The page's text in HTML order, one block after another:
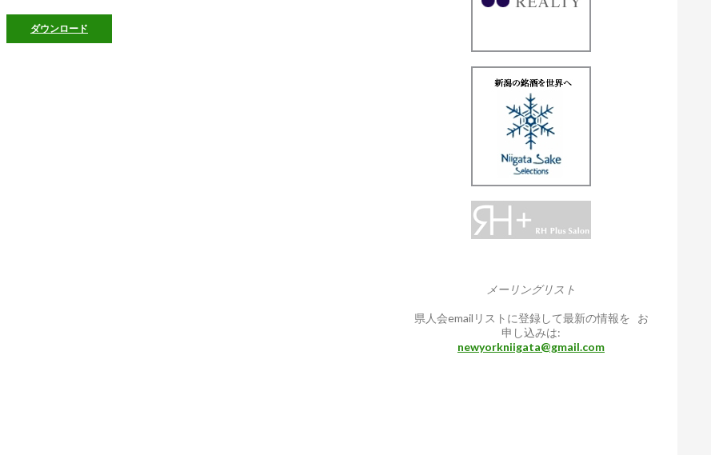
ダウンロード
メーリングリスト
県人会emailリストに登録して最新の情報を お
申し込みは:
newyorkniigata@gmail.com